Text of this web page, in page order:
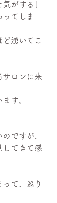
がする」
ってしま
ど湧いてこ
サロンに来
す。
ですが、
してきて感
て、巡り